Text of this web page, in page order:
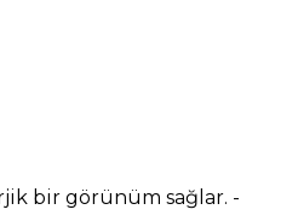
bir görünüm sağlar. -